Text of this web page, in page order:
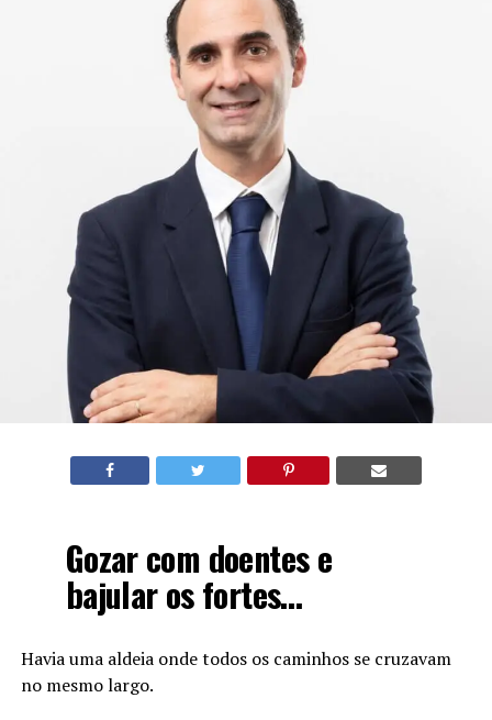
Gozar com doentes e
bajular os fortes…
Havia uma aldeia onde todos os caminhos se cruzavam
no mesmo largo.